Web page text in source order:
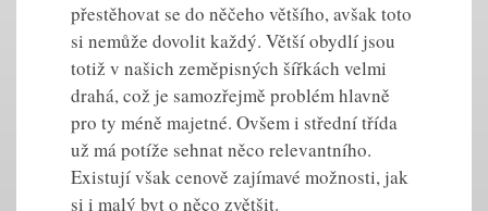
přestěhovat se do něčeho většího, avšak toto
si nemůže dovolit každý. Větší obydlí jsou
totiž v našich zeměpisných šířkách velmi
drahá, což je samozřejmě problém hlavně
pro ty méně majetné. Ovšem i střední třída
už má potíže sehnat něco relevantního.
Existují však cenově zajímavé možnosti, jak
si i malý byt o něco zvětšit.